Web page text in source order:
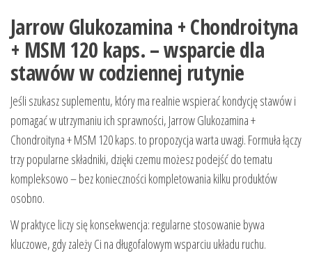
Jarrow Glukozamina + Chondroityna
+ MSM 120 kaps. – wsparcie dla
stawów w codziennej rutynie
Jeśli szukasz suplementu, który ma realnie wspierać kondycję stawów i
pomagać w utrzymaniu ich sprawności, Jarrow Glukozamina +
Chondroityna + MSM 120 kaps. to propozycja warta uwagi. Formuła łączy
trzy popularne składniki, dzięki czemu możesz podejść do tematu
kompleksowo – bez konieczności kompletowania kilku produktów
osobno.
W praktyce liczy się konsekwencja: regularne stosowanie bywa
kluczowe, gdy zależy Ci na długofalowym wsparciu układu ruchu.